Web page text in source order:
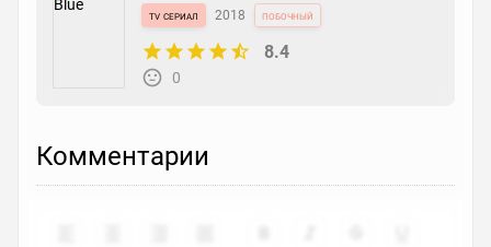
tv сериал 2018 побочный
8.4
0
Комментарии